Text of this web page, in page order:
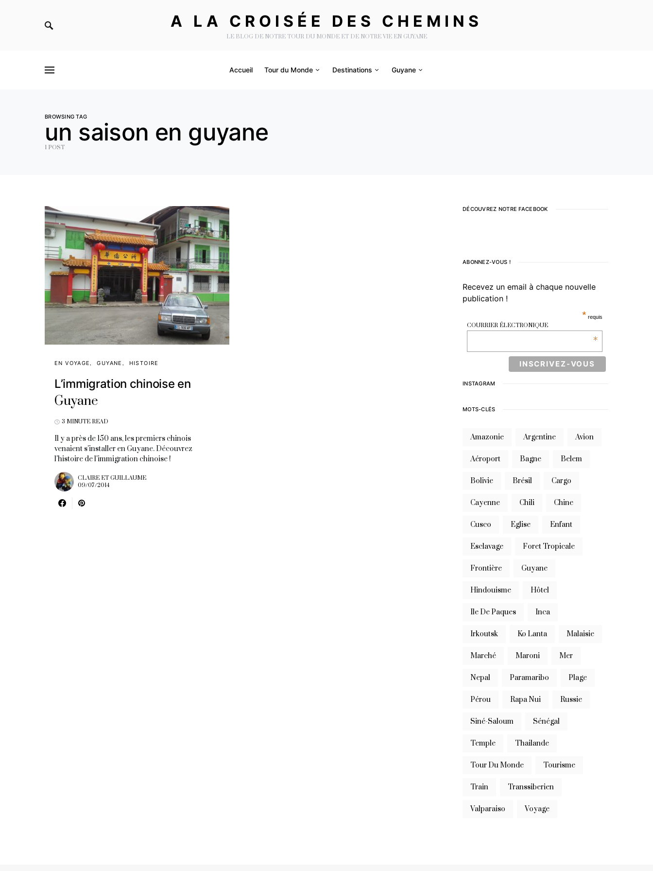
A LA CROISÉE DES CHEMINS
LE BLOG DE NOTRE TOUR DU MONDE ET DE NOTRE VIE EN GUYANE
Accueil Tour du Monde Destinations Guyane
BROWSING TAG
un saison en guyane
1 POST
EN VOYAGE GUYANE HISTOIRE
L’immigration chinoise en
Guyane
3 MINUTE READ
Il y a près de 150 ans, les premiers chinois
venaient s'installer en Guyane. Découvrez
l'histoire de l'immigration chinoise !
CLAIRE ET GUILLAUME
09/07/2014
DÉCOUVREZ NOTRE FACEBOOK
ABONNEZ-VOUS !
Recevez un email à chaque nouvelle
publication !
* requis
COURRIER ÉLECTRONIQUE
*
INSTAGRAM
MOTS-CLÉS
Amazonie Argentine Avion
Aéroport Bagne Belem
Bolivie Brésil Cargo
Cayenne Chili Chine
Cusco Eglise Enfant
Esclavage Foret Tropicale
Frontière Guyane
Hindouisme Hôtel
Ile De Paques Inca
Irkoutsk Ko Lanta Malaisie
Marché Maroni Mer
Nepal Paramaribo Plage
Pérou Rapa Nui Russie
Siné-Saloum Sénégal
Temple Thailande
Tour Du Monde Tourisme
Train Transsiberien
Valparaiso Voyage